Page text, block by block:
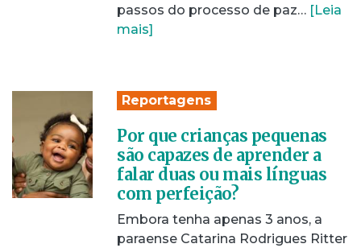
passos do processo de paz… [Leia
mais]
Reportagens
Por que crianças pequenas
são capazes de aprender a
falar duas ou mais línguas
com perfeição?
Embora tenha apenas 3 anos, a
paraense Catarina Rodrigues Ritter